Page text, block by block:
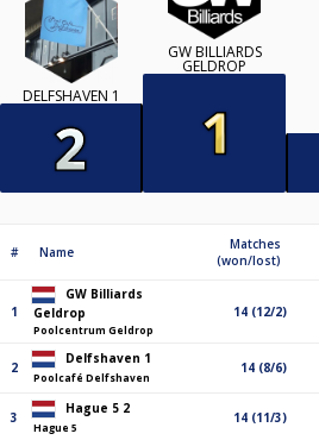
DELFSHAVEN 1
GW BILLIARDS
GELDROP
# Name
Matches
(won/lost)
1
GW Billiards
Geldrop
Poolcentrum Geldrop
14 (12/2)
2
Delfshaven 1
Poolcafé Delfshaven
14 (8/6)
3
Hague 5 2
Hague 5
14 (11/3)